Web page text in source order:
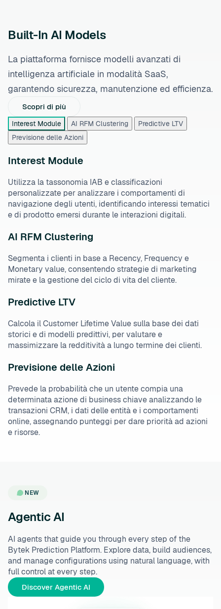
Built-In AI Models
La piattaforma fornisce modelli avanzati di
intelligenza artificiale in modalità SaaS,
garantendo sicurezza, manutenzione ed efficienza.
Scopri di più
Interest Module AI RFM Clustering
Predictive LTV
Previsione delle Azioni
Interest Module
Utilizza la tassonomia IAB e classificazioni
personalizzate per analizzare i comportamenti di
navigazione degli utenti, identificando interessi tematici
e di prodotto emersi durante le interazioni digitali.
AI RFM Clustering
Segmenta i clienti in base a Recency, Frequency e
Monetary value, consentendo strategie di marketing
mirate e la gestione del ciclo di vita del cliente.
Predictive LTV
Calcola il Customer Lifetime Value sulla base dei dati
storici e di modelli predittivi, per valutare e
massimizzare la redditività a lungo termine dei clienti.
Previsione delle Azioni
Prevede la probabilità che un utente compia una
determinata azione di business chiave analizzando le
transazioni CRM, i dati delle entità e i comportamenti
online, assegnando punteggi per dare priorità ad azioni
e risorse.
NEW
Agentic AI
AI agents that guide you through every step of the
Bytek Prediction Platform. Explore data, build audiences,
and manage configurations using natural language, with
full control at every step.
Discover Agentic AI